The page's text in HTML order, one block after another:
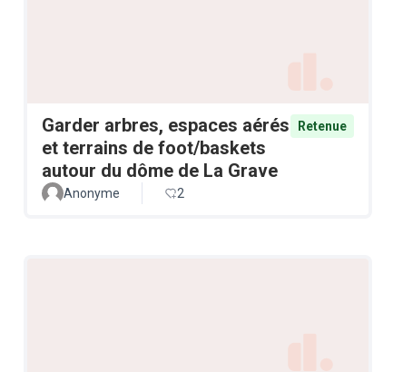
Garder arbres, espaces aérés
et terrains de foot/baskets
autour du dôme de La Grave
Retenue
Anonyme 2